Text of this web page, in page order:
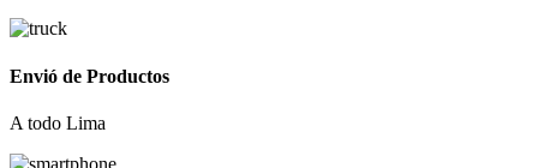
Envió de Productos
A todo Lima